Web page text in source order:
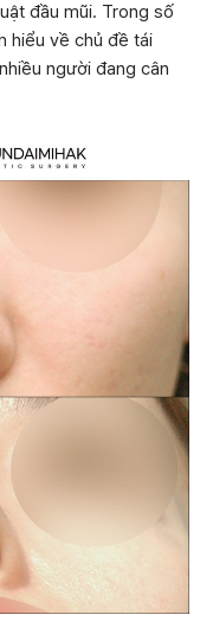
đầu mũi. Trong số
hiểu về chủ đề tái
người đang cân